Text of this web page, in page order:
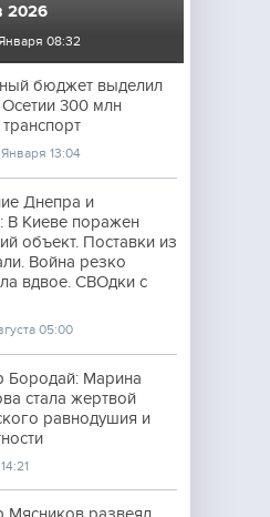
2026
08:32
бюджет выделил
300 млн
13:04
Днепра и
В Киеве поражен
объект. Поставки из
Война резко
вдвое. СВОдки с
05:00
Бородай: Марина
стала жертвой
равнодушия и